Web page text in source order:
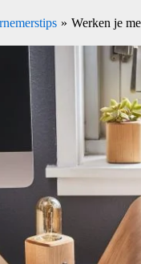
Werken je